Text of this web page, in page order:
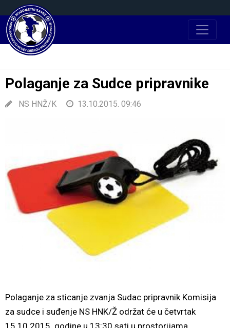
Polaganje za Sudce pripravnike
NS HNŽ/K 13.10.2015. 09:46
Polaganje za sticanje zvanja Sudac pripravnik Komisija
za sudce i suđenje NS HNK/Ž održat će u četvrtak